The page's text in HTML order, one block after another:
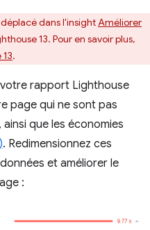
dans l'insightAméliorer
13. Pour en savoir plus,
.
rapport Lighthouse
page qui ne sont pas
que les économies
. Redimensionnez ces
et améliorer le
: